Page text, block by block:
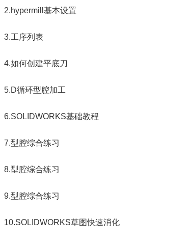
2.hypermill基本设置
3.工序列表
4.如何创建平底刀
5.D循环型腔加工
6.SOLIDWORKS基础教程
7.型腔综合练习
8.型腔综合练习
9.型腔综合练习
10.SOLIDWORKS草图快速消化